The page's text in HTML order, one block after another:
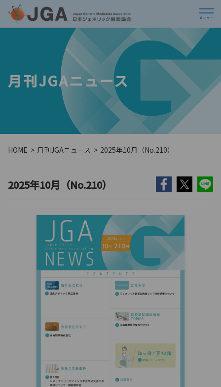
月刊JGAニュース
HOME 月刊JGAニュース 2025年10月（No.210）
2025年10月（No.210）